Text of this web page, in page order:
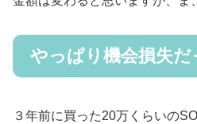
やっぱり機会損失だ
３年前に買った20万くらいの